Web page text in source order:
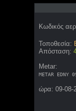
Κωδικός
Τοποθεσία:
Απόσταση:
Metar:
METAR EDNY
ώρα: 09-08-